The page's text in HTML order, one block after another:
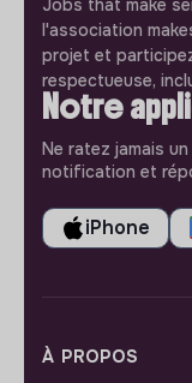
Jobs that make
l'association
projet et
respectueuse,
Notre
Ne ratez jamais
notification et
iPhone
À PROPOS